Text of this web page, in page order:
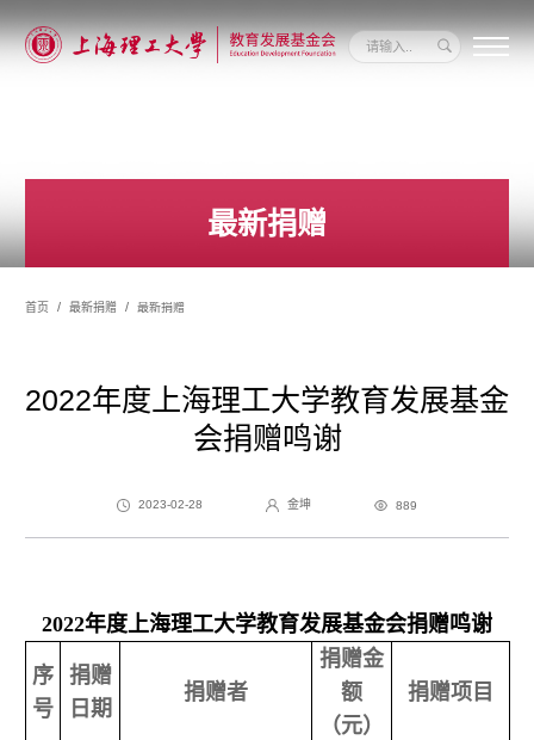
息
最新捐赠
首页 最新捐赠 最新捐赠
2022年度上海理工大学教育发展基金
会捐赠鸣谢
2023-02-28 金坤 889
2022年度上海理工大学教育发展基金会捐赠鸣谢
序
号
捐赠
日期
捐赠者
捐赠金
额
（元）
捐赠项目